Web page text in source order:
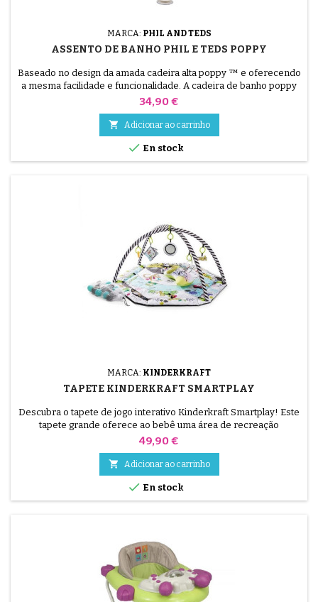
MARCA: PHIL AND TEDS
ASSENTO DE BANHO PHIL E TEDS POPPY
Baseado no design da amada cadeira alta poppy ™ e oferecendo
a mesma facilidade e funcionalidade. A cadeira de banho poppy
™ é a nossa solução completa para pequenas doenças! Não há
cadeira de banho para bebê está pronta para ser retirada da
caixa - nenhuma montagem necessária!
Preço
34,90 €
 Adicionar ao carrinho
 En stock
MARCA: KINDERKRAFT
TAPETE KINDERKRAFT SMARTPLAY
Descubra o tapete de jogo interativo Kinderkraft Smartplay! Este
tapete grande oferece ao bebê uma área de recreação
confortável! O fundo do tapete é grosso e muito macio, suas
cercadinho.
Preço
49,90 €
 Adicionar ao carrinho
 En stock